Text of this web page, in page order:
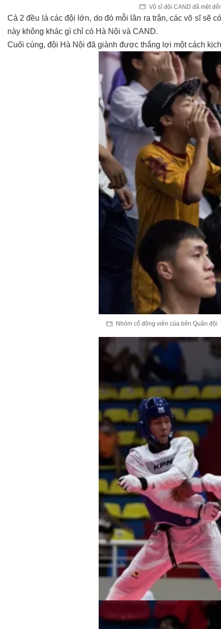
Võ sĩ đội CAND đã mệt
Cả 2 đều là các đội lớn, do đó mỗi lần ra trận, các võ sĩ sẽ
này không khác gì chỉ có Hà Nội và CAND.
Cuối cùng, đội Hà Nội đã giành được thắng lợi một cách
Nhóm cổ động viên của bên Quân